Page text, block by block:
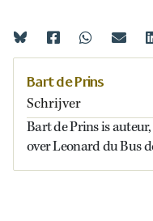
Bart de Prins
Schrijver
Bart de Prins is
over Leonard du Bus